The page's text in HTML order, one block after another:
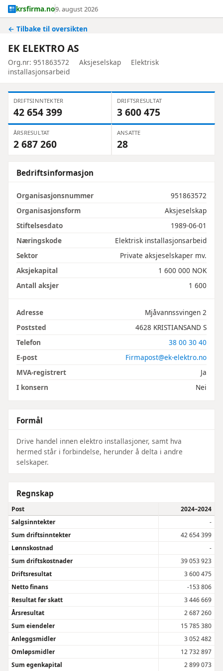
krsfirma.no9. august 2026
← Tilbake til oversikten
EK ELEKTRO AS
Org.nr: 951863572 Aksjeselskap
Elektrisk
installasjonsarbeid
DRIFTSINNTEKTER
42 654 399
DRIFTSRESULTAT
3 600 475
ÅRSRESULTAT
2 687 260
ANSATTE
28
Bedriftsinformasjon
Organisasjonsnummer
951863572
Organisasjonsform
Aksjeselskap
Stiftelsesdato
1989-06-01
Næringskode
Elektrisk installasjonsarbeid
Sektor
Private aksjeselskaper mv.
Aksjekapital
1 600 000 NOK
Antall aksjer
1 600
Adresse
Mjåvannssvingen 2
Poststed
4628 KRISTIANSAND S
Telefon
38 00 30 40
E-post
Firmapost@ek-elektro.no
MVA-registrert
Ja
I konsern
Nei
Formål
Drive handel innen elektro installasjoner, samt hva
hermed står i forbindelse, herunder å delta i andre
selskaper.
Regnskap
Post
2024–2024
Salgsinntekter
-
Sum driftsinntekter
42 654 399
Lønnskostnad
-
Sum driftskostnader
39 053 923
Driftsresultat
3 600 475
Netto finans
-153 806
Resultat før skatt
3 446 669
Årsresultat
2 687 260
Sum eiendeler
15 785 380
Anleggsmidler
3 052 482
Omløpsmidler
12 732 897
Sum egenkapital
2 899 073